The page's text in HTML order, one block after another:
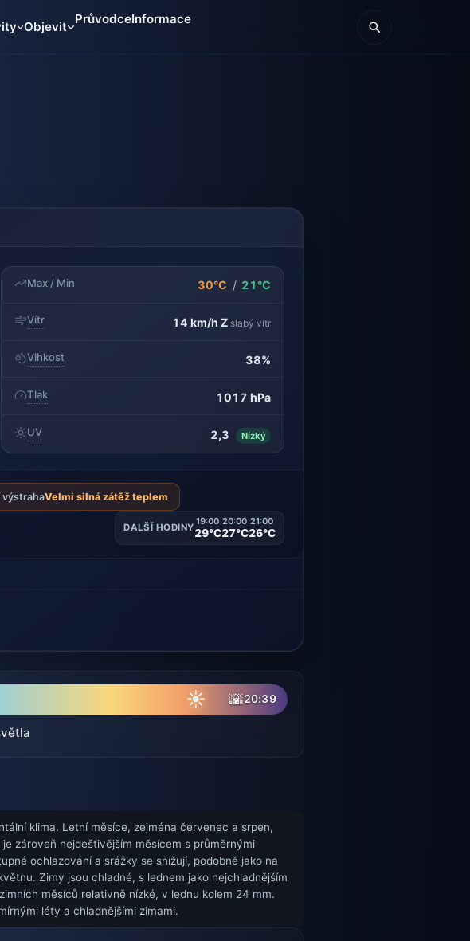
Objevit
PrůvodceInformace
Max / Min 30°C / 21°C
Vítr 14 km/h Z slabý vítr
Vlhkost 38%
Tlak 1017 hPa
UV 2,3 Nízký
výstrahaVelmi silná zátěž teplem
DALŠÍ HODINY
19:00
29°C
20:00
27°C
21:00
26°C
☀ 🌇20:39
klima. Letní měsíce, zejména červenec a srpen,
zároveň nejdeštivějším měsícem s průměrnými
ochlazování a srážky se snižují, podobně jako na
Zimy jsou chladné, s lednem jako nejchladnějším
měsíců relativně nízké, v lednu kolem 24 mm.
léty a chladnějšími zimami.